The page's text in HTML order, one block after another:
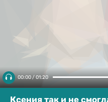
00:00 / 01:20
Ксения так и не